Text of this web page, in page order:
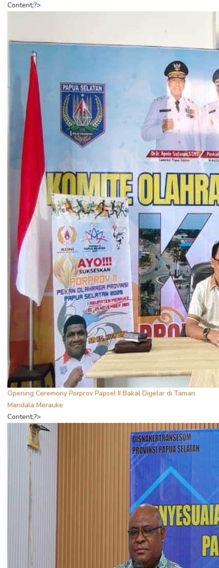
Content;?>
Opening Ceremony Porprov Papsel II Bakal Digelar di Taman
Mandala Merauke
Content;?>